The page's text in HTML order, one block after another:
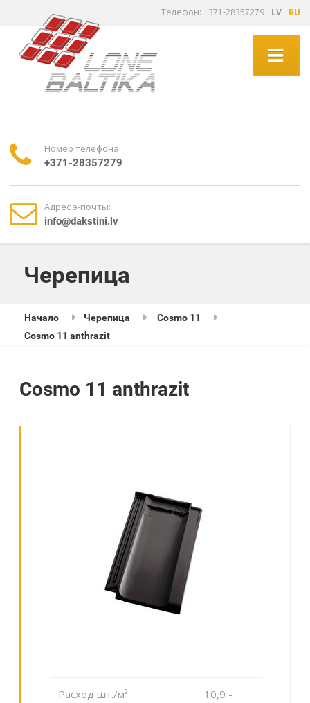
Tелефон: +371-28357279 LV RU
Номер телефона:
+371-28357279
Адрес э-почты:
info@dakstini.lv
Черепица
Начало Черепица
Cosmo 11
Cosmo 11 anthrazit
Cosmo 11 anthrazit
Расход шт./м²
10,9 -